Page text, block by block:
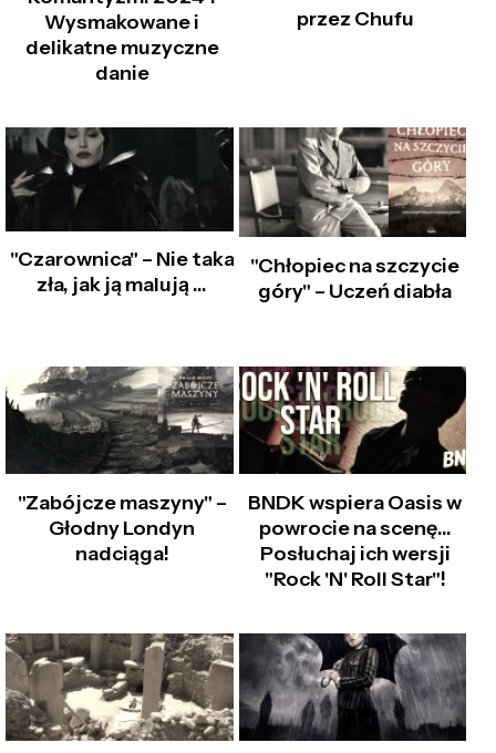
Wysmakowane i
delikatne muzyczne
danie
przez Chufu
"Czarownica" – Nie taka
zła, jak ją malują ...
"Chłopiec na szczycie
góry" – Uczeń diabła
"Zabójcze maszyny" –
Głodny Londyn
nadciąga!
BNDK wspiera Oasis w
powrocie na scenę...
Posłuchaj ich wersji
"Rock 'N' Roll Star"!